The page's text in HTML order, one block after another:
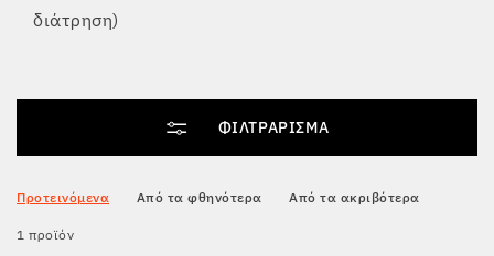
ΌΛΑ ΓΙΑ ΤΙΣ ΑΓΟΡΈΣ
ΆΡΘΡΑ
διάτρηση)
ΦΙΛΤΡΆΡΙΣΜΑ
1 προϊόν
Προτεινόμενα Από τα φθηνότερα Από τα ακριβότερα